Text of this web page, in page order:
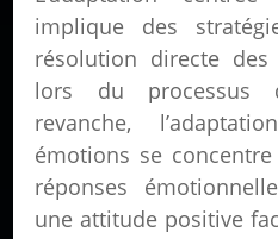
implique des
résolution directe des
lors du processus
revanche,
émotions se
réponses
une attitude positive